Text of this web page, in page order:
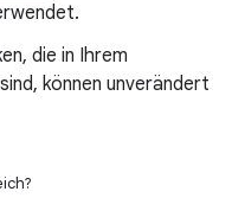
die in Ihrem
können unverändert